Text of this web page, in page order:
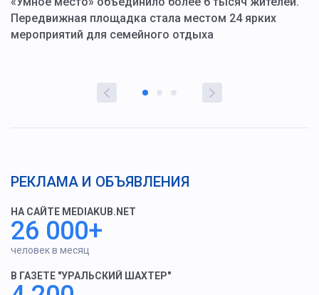
Передвижная площадка стала местом 24 ярких
мероприятий для семейного отдыха
РЕКЛАМА И ОБЪЯВЛЕНИЯ
НА САЙТЕ MEDIAKUB.NET
26 000+
человек в месяц
В ГАЗЕТЕ "УРАЛЬСКИЙ ШАХТЕР"